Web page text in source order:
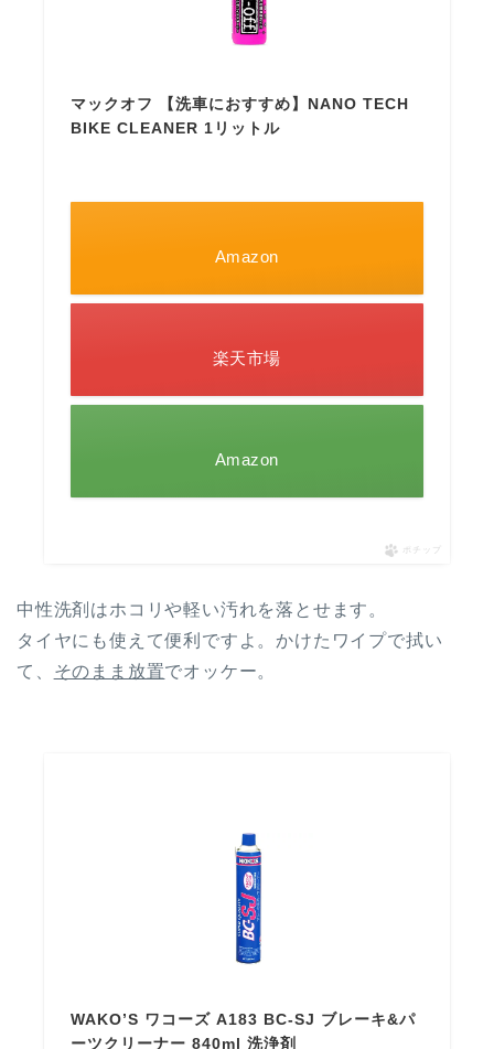
マックオフ 【洗車におすすめ】NANO TECH
BIKE CLEANER 1リットル
Amazon
楽天市場
Amazon
ポチップ
中性洗剤 はホコリや軽い汚れを落とせます。
タイヤにも使えて便利ですよ。かけたワイプで拭い
て、 そのまま放置でオッケー。
WAKO’S ワコーズ A183 BC-SJ ブレーキ&パ
ーツクリーナー 840ml 洗浄剤